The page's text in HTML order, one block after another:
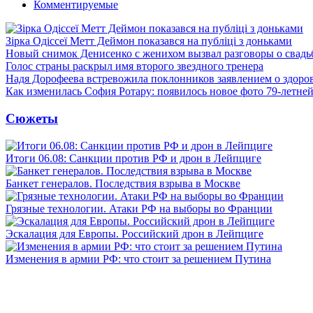
Комментируемые
Зірка Одіссеї Метт Деймон показався на публіці з доньками
Новый снимок Денисенко с женихом вызвал разговоры о
Голос страны раскрыл имя второго звездного тренера
Надя Дорофеева встревожила поклонников заявлением о
Как изменилась София Ротару: появилось новое фото 79-
Сюжеты
Итоги 06.08: Санкции против РФ и дрон в Лейпциге
Банкет генералов. Последствия взрыва в Москве
Грязные технологии. Атаки РФ на выборы во Франции
Эскалация для Европы. Российский дрон в Лейпциге
Изменения в армии РФ: что стоит за решением Путина